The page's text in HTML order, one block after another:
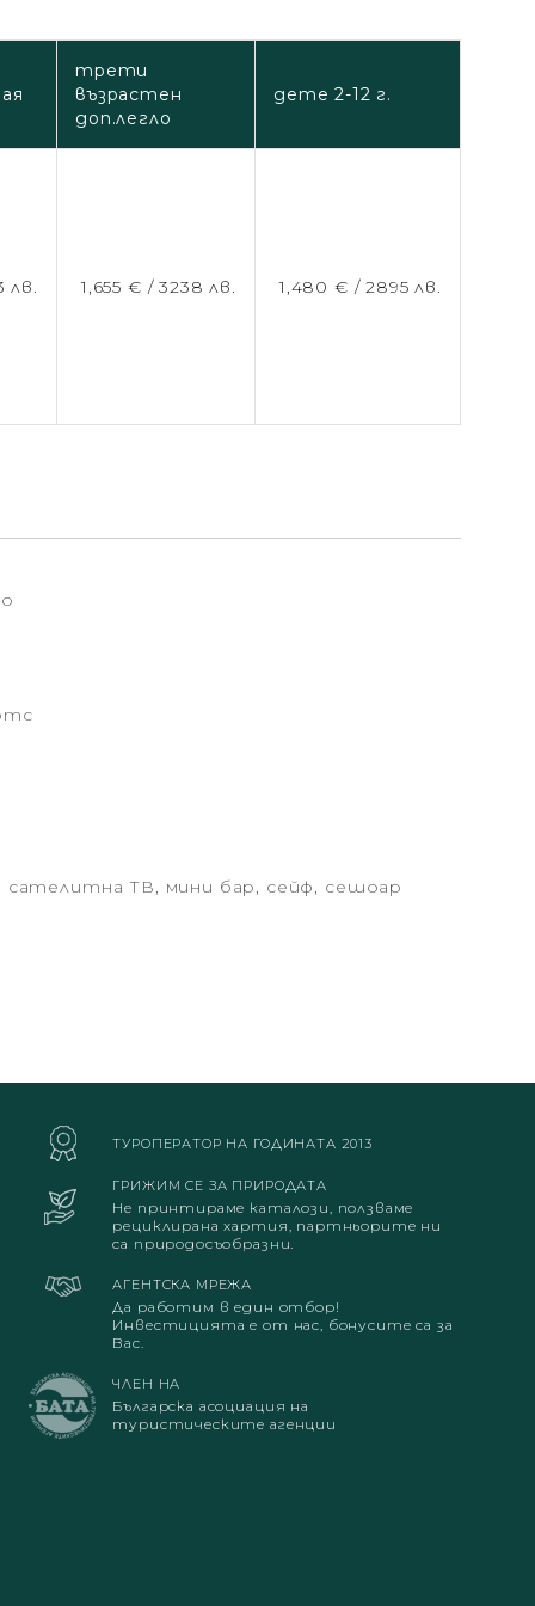
трети
възрастен
доп.легло
дете 2-12 г.
лв. 1,655 € /3238 лв. 1,480 € /2895 лв.
сателитна ТВ, мини бар, сейф, сешоар
ТУРОПЕРАТОР НА ГОДИНАТА 2013
ГРИЖИМ СЕ ЗА ПРИРОДАТА
Не принтираме каталози, ползваме
рециклирана хартия, партньорите ни
са природосъобразни.
АГЕНТСКА МРЕЖА
Да работим в един отбор!
Инвестицията е от нас, бонусите са за
Вас.
ЧЛЕН НА
Българска асоциация на
туристическите агенции